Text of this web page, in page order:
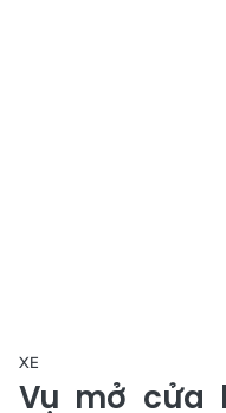
XE
Vụ mở cửa